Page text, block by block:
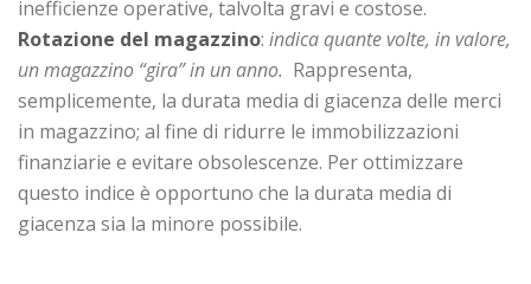
inefficienze operative, talvolta gravi e costose.
Rotazione del magazzino: indica quante volte, in valore,
un magazzino “gira” in un anno. Rappresenta,
semplicemente, la durata media di giacenza delle merci
in magazzino; al fine di ridurre le immobilizzazioni
finanziarie e evitare obsolescenze. Per ottimizzare
questo indice è opportuno che la durata media di
giacenza sia la minore possibile.